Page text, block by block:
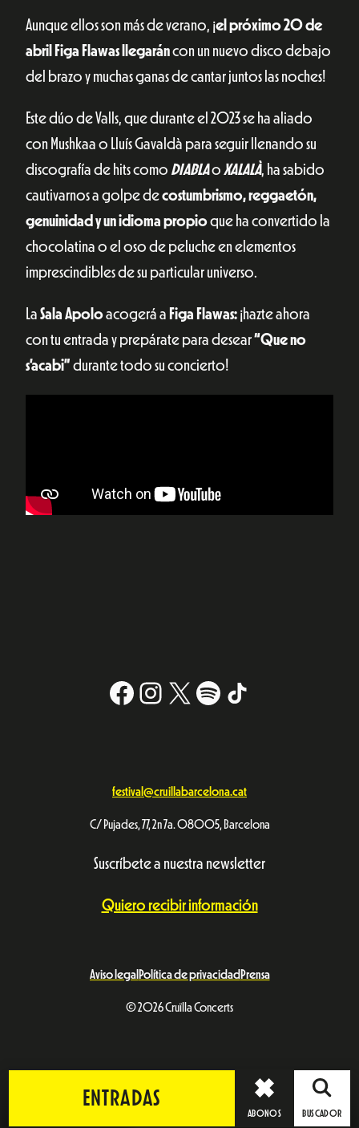
Aunque ellos son más de verano, ¡el próximo 20 de
abril Figa Flawas llegaráncon un nuevo disco debajo
del brazo y muchas ganas de cantar juntos las noches!
Este dúo de Valls, que durante el 2023 se ha aliado
con Mushkaa o Lluís Gavaldà para seguir llenando su
discografía de hits como DIABLAo XALALÀ, ha sabido
cautivarnos a golpe decostumbrismo, reggaetón,
genuinidad y un idioma propioque ha convertido la
chocolatina o el oso de peluche en elementos
imprescindibles de su particular universo.
La Sala Apoloacogerá a Figa Flawas: ¡hazte ahora
con tu entrada y prepárate para desear“Que no
s’acabi” durante todo su concierto!
Facebook
Instagram
X # TikTok
festival@cruillabarcelona.cat
C/ Pujades, 77, 2n 7a. 08005, Barcelona
Suscríbete a nuestra newsletter
Quiero recibir información
Aviso legal Política de privacidad Prensa
© 2026 Cruïlla Concerts
ENTRADAS
ABONOS BUSCADOR